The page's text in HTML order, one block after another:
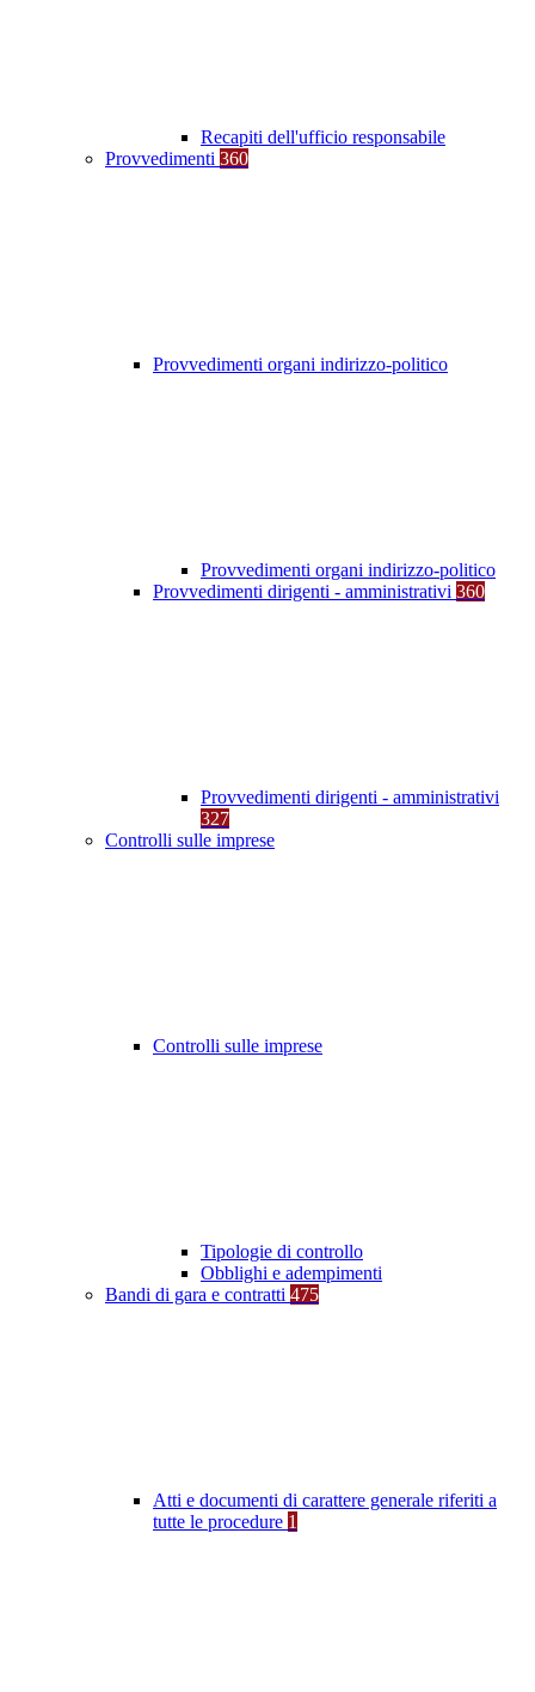
Recapiti dell'ufficio responsabile
Provvedimenti 360
Provvedimenti organi indirizzo-politico
Provvedimenti organi indirizzo-politico
Provvedimenti dirigenti - amministrativi 360
Provvedimenti dirigenti - amministrativi
327
Controlli sulle imprese
Controlli sulle imprese
Tipologie di controllo
Obblighi e adempimenti
Bandi di gara e contratti 475
Atti e documenti di carattere generale riferiti a
tutte le procedure 1